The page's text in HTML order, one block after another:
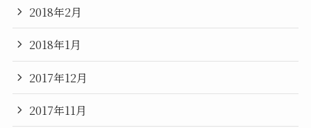
2018年2月
2018年1月
2017年12月
2017年11月